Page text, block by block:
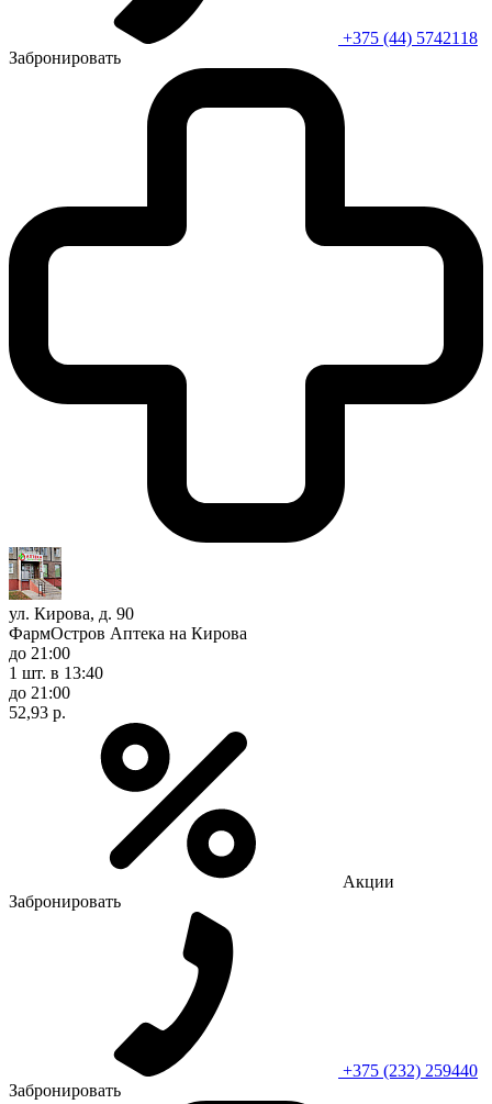
+375 (44) 5742118
Забронировать
ул. Кирова, д. 90
ФармОстров Аптека на Кирова
до 21:00
1 шт. в 13:40
до 21:00
52,93 р.
Акции
Забронировать
+375 (232) 259440
Забронировать